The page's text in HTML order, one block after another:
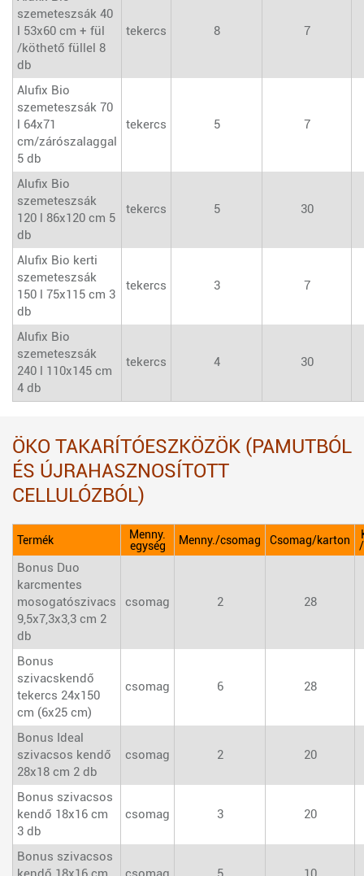
szemeteszsák 40
l 53x60 cm + fül
/köthető füllel 8
db
tekercs 8 7
Alufix Bio
szemeteszsák 70
l 64x71
cm/zárószalaggal
5 db
tekercs 5 7
Alufix Bio
szemeteszsák
120 l 86x120 cm 5
db
tekercs 5 30
Alufix Bio kerti
szemeteszsák
150 l 75x115 cm 3
db
tekercs 3 7
Alufix Bio
szemeteszsák
240 l 110x145 cm
4 db
tekercs 4 30
ÖKO TAKARÍTÓESZKÖZÖK (PAMUTBÓL
ÉS ÚJRAHASZNOSÍTOTT
CELLULÓZBÓL)
Termék
Menny.
egység
Menny./csomag Csomag/karton
Bonus Duo
karcmentes
mosogatószivacs
9,5x7,3x3,3 cm 2
db
csomag 2 28
Bonus
szivacskendő
tekercs 24x150
cm (6x25 cm)
csomag 6 28
Bonus Ideal
szivacsos kendő
28x18 cm 2 db
csomag 2 20
Bonus szivacsos
kendő 18x16 cm
3 db
csomag 3 20
Bonus szivacsos